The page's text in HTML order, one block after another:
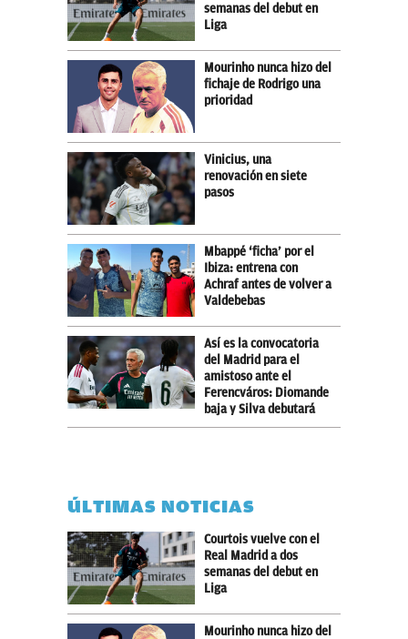
semanas del debut en
Liga
Mourinho nunca hizo del
fichaje de Rodrigo una
prioridad
Vinicius, una
renovación en siete
pasos
Mbappé ‘ficha’ por el
Ibiza: entrena con
Achraf antes de volver a
Valdebebas
Así es la convocatoria
del Madrid para el
amistoso ante el
Ferencváros: Diomande
baja y Silva debutará
ÚLTIMAS NOTICIAS
Courtois vuelve con el
Real Madrid a dos
semanas del debut en
Liga
Mourinho nunca hizo del